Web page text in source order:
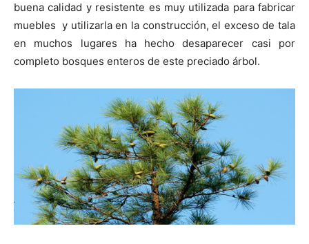
buena calidad y resistente es muy utilizada para fabricar
muebles y utilizarla en la construcción, el exceso de tala
en muchos lugares ha hecho desaparecer casi por
completo bosques enteros de este preciado árbol.